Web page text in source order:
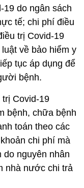
do ngân sách
tế; chi phí điều
trị Covid-19
về bảo hiểm y
tục áp dụng để
bệnh.
Covid-19
bệnh, chữa bệnh
toán theo các
chi phí mà
do nguyên nhân
nhà nước chi trả